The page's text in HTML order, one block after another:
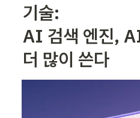
기술:
AI 검색 엔진,
더 많이 쓴다